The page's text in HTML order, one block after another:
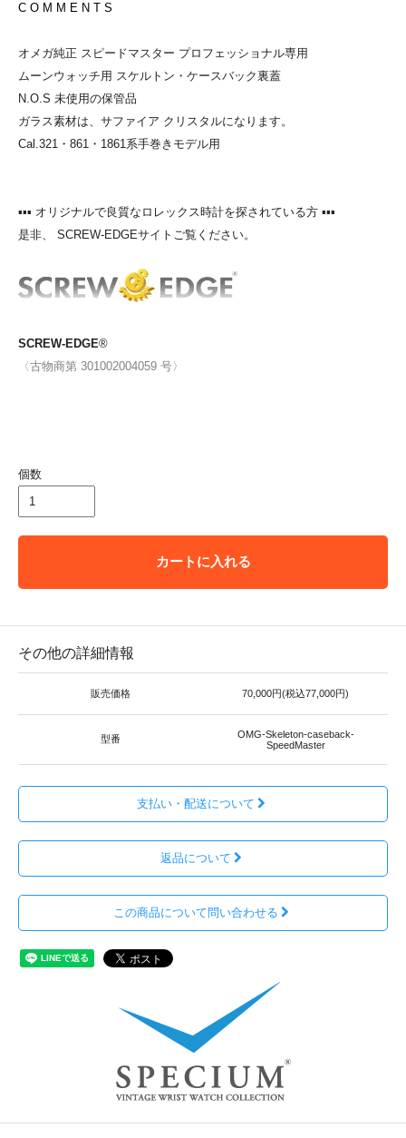
C O M M E N T S
オメガ純正 スピードマスター プロフェッショナル専用
ムーンウォッチ用 スケルトン・ケースバック裏蓋
N.O.S 未使用の保管品
ガラス素材は、サファイア クリスタルになります。
Cal.321・861・1861系手巻きモデル用
▪▪▪ オリジナルで良質なロレックス時計を探されている方 ▪▪▪
是非、 SCREW-EDGEサイトご覧ください。
SCREW-EDGE®
〈古物商第 301002004059 号〉
個数
カートに入れる
その他の詳細情報
販売価格 70,000円(税込77,000円)
型番
OMG-Skeleton-caseback-
SpeedMaster
支払い・配送について
返品について
この商品について問い合わせる